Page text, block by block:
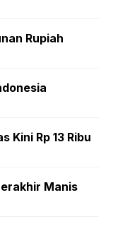
Rupiah
Kini Rp 13 Ribu
Manis